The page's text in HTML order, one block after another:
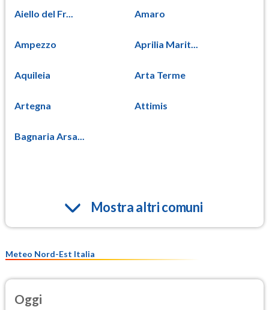
Aiello del Fr... Amaro
Ampezzo Aprilia Marit...
Aquileia Arta Terme
Artegna Attimis
Bagnaria Arsa...
Mostra altri comuni
Meteo Nord-Est Italia
Oggi